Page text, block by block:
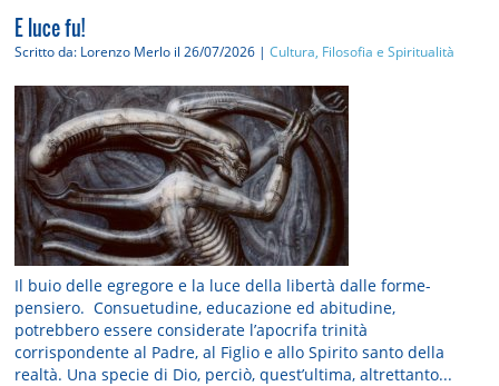
E luce fu!
Scritto da: Lorenzo Merlo il 26/07/2026 |Cultura, Filosofia e Spiritualità
Il buio delle egregore e la luce della libertà dalle forme-
pensiero. Consuetudine, educazione ed abitudine,
potrebbero essere considerate l’apocrifa trinità
corrispondente al Padre, al Figlio e allo Spirito santo della
realtà. Una specie di Dio, perciò, quest’ultima, altrettanto...